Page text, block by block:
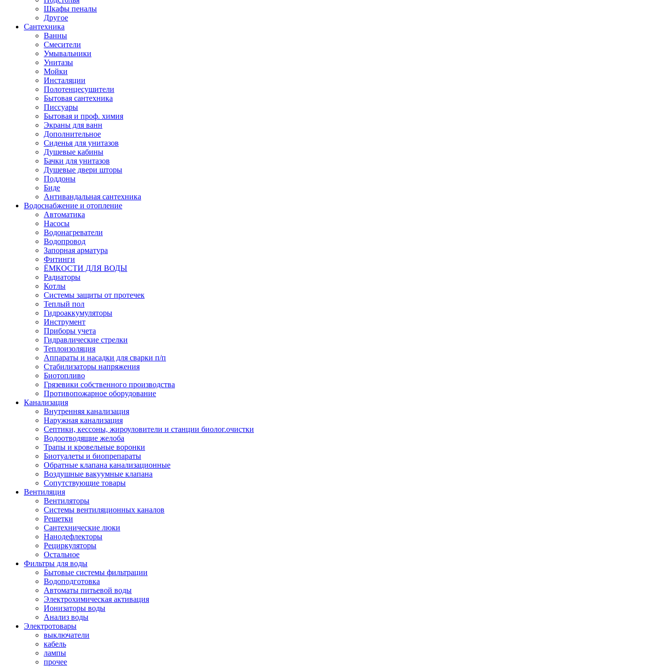
Шкафы пеналы
Другое
Сантехника
Ванны
Смесители
Умывальники
Унитазы
Мойки
Инсталяции
Полотенцесушители
Бытовая сантехника
Писсуары
Бытовая и проф. химия
Экраны для ванн
Дополнительное
Сиденья для унитазов
Душевые кабины
Бачки для унитазов
Душевые двери шторы
Поддоны
Биде
Антивандальная сантехника
Водоснабжение и отопление
Автоматика
Насосы
Водонагреватели
Водопровод
Запорная арматура
Фитинги
ЁМКОСТИ ДЛЯ ВОДЫ
Радиаторы
Котлы
Системы защиты от протечек
Теплый пол
Гидроаккумуляторы
Инструмент
Приборы учета
Гидравлические стрелки
Теплоизоляция
Аппараты и насадки для сварки п/п
Стабилизаторы напряжения
Биотопливо
Грязевики собственного производства
Противопожарное оборудование
Канализация
Внутренняя канализация
Наружная канализация
Септики, кессоны, жироуловители и станции биолог.очистки
Водоотводящие желоба
Трапы и кровельные воронки
Биотуалеты и биопрепараты
Обратные клапана канализационные
Воздушные вакуумные клапана
Сопутствующие товары
Вентиляция
Вентиляторы
Системы вентиляционных каналов
Решетки
Сантехнические люки
Нанодефлекторы
Рециркуляторы
Остальное
Фильтры для воды
Бытовые системы фильтрации
Водоподготовка
Автоматы питьевой воды
Электрохимическая активация
Ионизаторы воды
Анализ воды
Электротовары
выключатели
кабель
лампы
прочее